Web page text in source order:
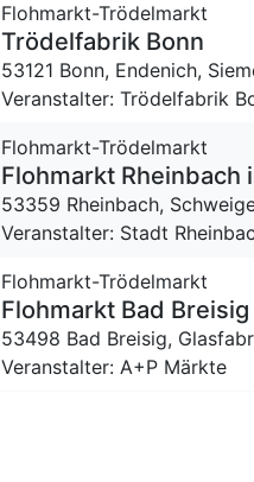
Flohmarkt-Trödelmarkt
Trödelfabrik Bonn
53121 Bonn, Endenich,
Veranstalter: Trödelfabrik
Flohmarkt-Trödelmarkt
Flohmarkt Rheinbach
53359 Rheinbach,
Veranstalter: Stadt
Flohmarkt-Trödelmarkt
Flohmarkt Bad
53498 Bad Breisig,
Veranstalter: A+P Märkte